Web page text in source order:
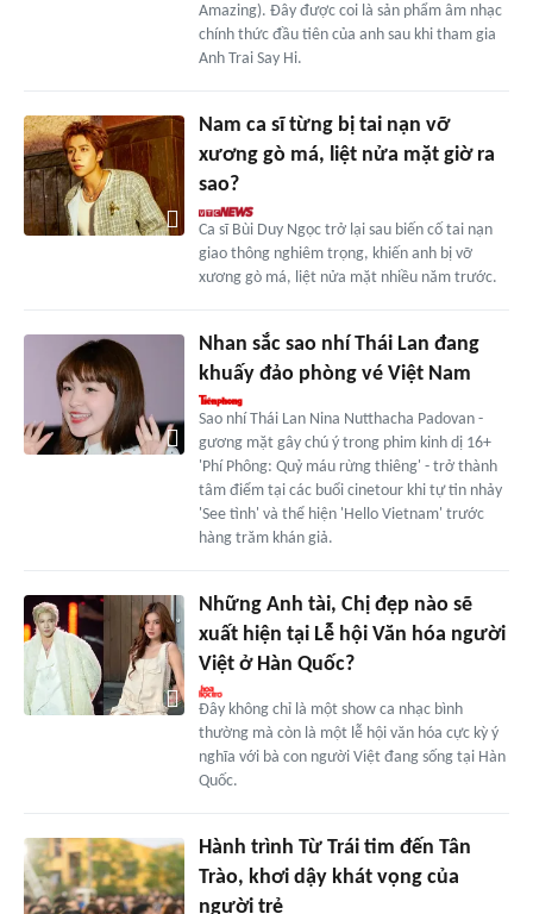
Amazing). Đây được coi là sản phẩm âm nhạc
chính thức đầu tiên của anh sau khi tham gia
Anh Trai Say Hi.
Nam ca sĩ từng bị tai nạn vỡ
xương gò má, liệt nửa mặt giờ ra
sao?
Ca sĩ Bùi Duy Ngọc trở lại sau biến cố tai nạn
giao thông nghiêm trọng, khiến anh bị vỡ
xương gò má, liệt nửa mặt nhiều năm trước.
Nhan sắc sao nhí Thái Lan đang
khuấy đảo phòng vé Việt Nam
Sao nhí Thái Lan Nina Nutthacha Padovan -
gương mặt gây chú ý trong phim kinh dị 16+
'Phí Phông: Quỷ máu rừng thiêng' - trở thành
tâm điểm tại các buổi cinetour khi tự tin nhảy
'See tình' và thể hiện 'Hello Vietnam' trước
hàng trăm khán giả.
Những Anh tài, Chị đẹp nào sẽ
xuất hiện tại Lễ hội Văn hóa người
Việt ở Hàn Quốc?
Đây không chỉ là một show ca nhạc bình
thường mà còn là một lễ hội văn hóa cực kỳ ý
nghĩa với bà con người Việt đang sống tại Hàn
Quốc.
Hành trình Từ Trái tim đến Tân
Trào, khơi dậy khát vọng của
người trẻ